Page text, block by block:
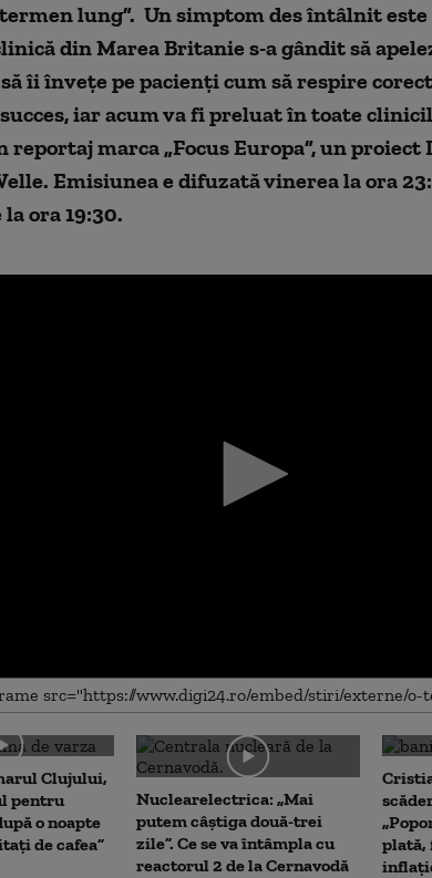
termen lung”. Un simptom des întâlnit
din Marea Britanie s-a gândit să
îi învețe pe pacienți cum să respire
iar acum va fi preluat în toate
marca „Focus Europa”, un proiect
Emisiunea e difuzată vinerea la ora
ora 19:30.
Clujului,
pentru
o noapte
de cafea”
Nuclearelectrica: „Mai
putem câștiga două-trei
zile”. Ce se va întâmpla cu
reactorul 2 de la Cernavodă
plată,